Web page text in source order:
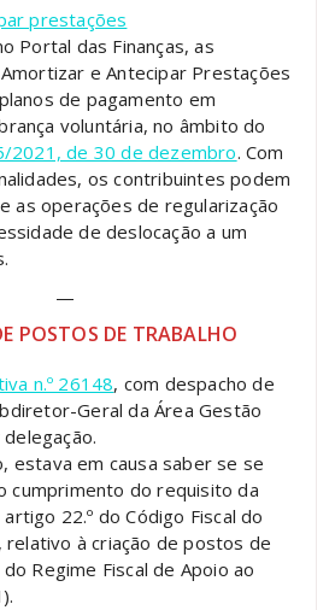
prestações
Portal das Finanças, as
e Antecipar Prestações
de pagamento em
voluntária, no âmbito do
2021, de 30 de dezembro. Com
os contribuintes podem
as operações de regularização
de deslocação a um
—
POSTOS DE TRABALHO
n.º 26148, com despacho de
Geral da Área Gestão
estava em causa saber se se
cumprimento do requisito da
22.º do Código Fiscal do
relativo à criação de postos de
Regime Fiscal de Apoio ao